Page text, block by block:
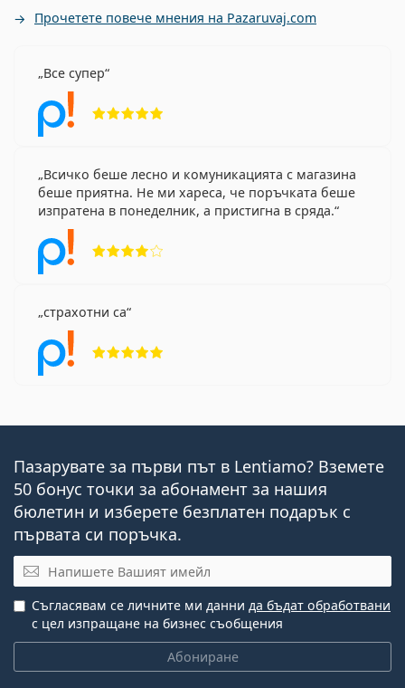
Прочетете повече мнения на Pazaruvaj.com
Все супер
Всичко беше лесно и комуникацията с магазина
беше приятна. Не ми хареса, че поръчката беше
изпратена в понеделник, а пристигна в сряда.
страхотни са
Пазарувате за първи път в Lentiamo? Вземете
50 бонус точки за абонамент за нашия
бюлетин и изберете безплатен подарък с
първата си поръчка.
Имейл
Абониране
Съгласявам се личните ми данни да бъдат обработвани
с цел изпращане на бизнес съобщения